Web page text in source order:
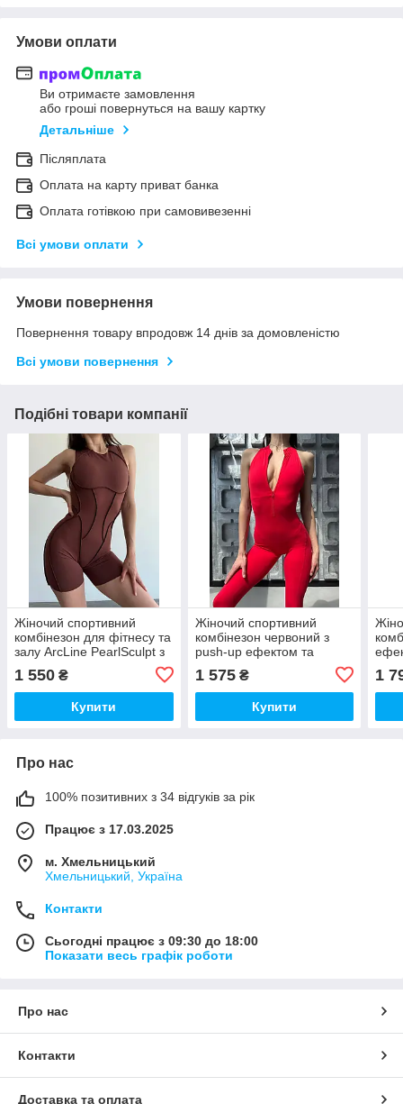
Умови оплати
Ви отримаєте замовлення
або гроші повернуться на вашу картку
Детальніше
Післяплата
Оплата на карту приват банка
Оплата готівкою при самовивезенні
Всі умови оплати
Умови повернення
Повернення товару впродовж 14 днів за домовленістю
Всі умови повернення
Подібні товари компанії
Жіночий спортивний
комбінезон для фітнесу та
залу ArcLine PearlSculpt з
Шоколадний (Choco Burn)
1 550 ₴
Купити
Жіночий спортивний
комбінезон червоний з
push-up ефектом та
блискавкою | Комбінезон
для фітнесу, йоги та
тренувань
1 575₴
Купити
1
Про нас
100% позитивних з 34 відгуків за рік
Працює з 17.03.2025
м. Хмельницький
Хмельницький, Україна
Контакти
Сьогодні працює з 09:30 до 18:00
Показати весь графік роботи
Про нас
Контакти
Доставка та оплата